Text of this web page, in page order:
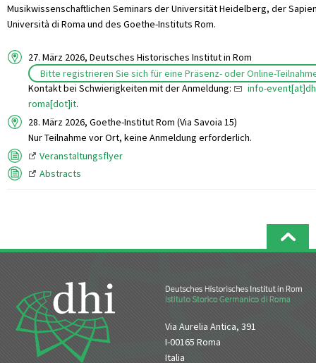
Musikwissenschaftlichen Seminars der Universität Heidelberg, der
Università di Roma und des Goethe-Instituts Rom.
27. März 2026, Deutsches Historisches Institut in Rom
Bitte registrieren Sie sich für eine Präsenz- oder Online-
Kontakt bei Schwierigkeiten mit der Anmeldung:
info-
roma[dot]it.
28. März 2026, Goethe-Institut Rom (Via Savoia 15)
Nur Teilnahme vor Ort, keine Anmeldung erforderlich.
Veranstaltungsflyer
Abstracts
Via Aurelia Antica, 391
I-00165 Roma
Italia